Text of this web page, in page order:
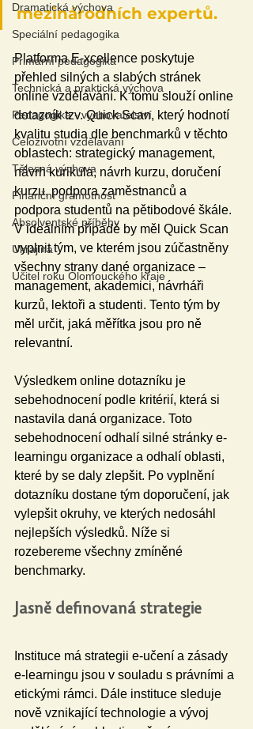
Dramatická výchova
Speciální pedagogika
Primární pedagogika
Technická a praktická výchova
Pedagogika - vychovatelství
Celoživotní vzdělávání
Tělesná výchova
Finanční gramotnost
Absolventské příběhy
Ukrajina
Učitel roku Olomouckého kraje
mezinárodních expertů.
Platforma E-xcellence poskytuje
přehled silných a slabých stránek
online vzdělávání. K tomu slouží online
dotazník tzv. Quick Scan, který hodnotí
kvalitu studia dle benchmarků v těchto
oblastech: strategický management,
návrh kurikula, návrh kurzu, doručení
kurzu, podpora zaměstnanců a
podpora studentů na pětibodové škále.
V ideálním případě by měl Quick Scan
vyplnit tým, ve kterém jsou zúčastněny
všechny strany dané organizace –
management, akademici, návrháři
kurzů, lektoři a studenti. Tento tým by
měl určit, jaká měřítka jsou pro ně
relevantní.
Výsledkem online dotazníku je
sebehodnocení podle kritérií, která si
nastavila daná organizace. Toto
sebehodnocení odhalí silné stránky e-
learningu organizace a odhalí oblasti,
které by se daly zlepšit. Po vyplnění
dotazníku dostane tým doporučení, jak
vylepšit okruhy, ve kterých nedosáhl
nejlepších výsledků. Níže si
rozebereme všechny zmíněné
benchmarky.
Jasně definovaná strategie
Instituce má strategii e-učení a zásady
e-learningu jsou v souladu s právními a
etickými rámci. Dále instituce sleduje
nově vznikající technologie a vývoj